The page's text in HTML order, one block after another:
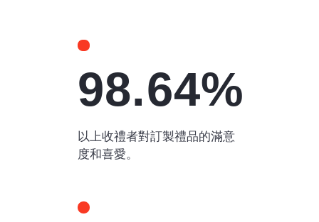
98.64%
以上收禮者對訂製禮品的滿意
度和喜愛。